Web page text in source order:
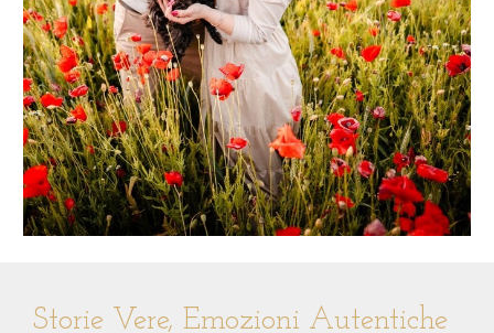
Storie Vere, Emozioni Autentiche